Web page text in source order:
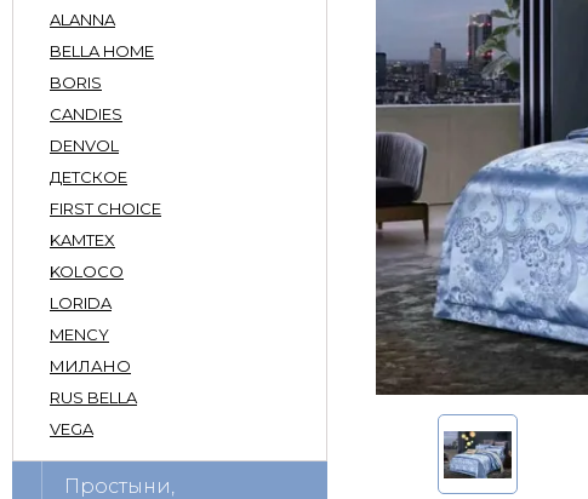
ALANNA
BELLA HOME
BORIS
CANDIES
DENVOL
ДЕТСКОЕ
FIRST CHOICE
KAMTEX
KOLOCO
LORIDA
MENCY
МИЛАНО
RUS BELLA
VEGA
Простыни,